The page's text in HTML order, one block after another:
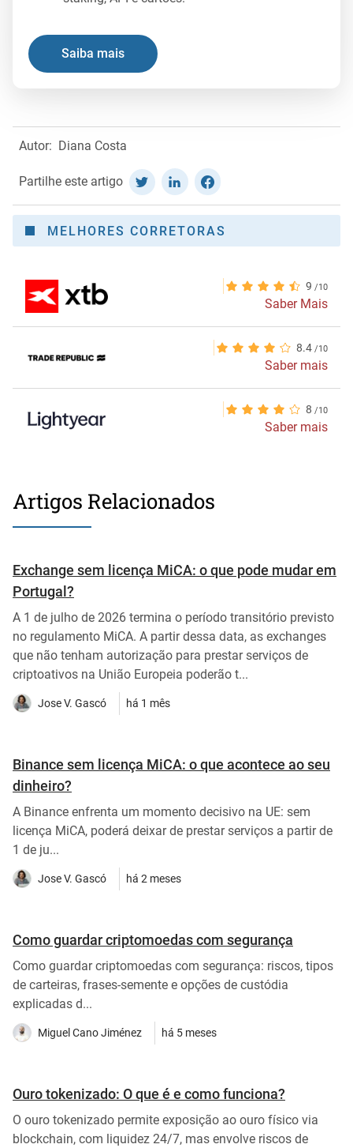
Saiba mais
Autor: Diana Costa
Partilhe este artigo
MELHORES CORRETORAS
9
Saber Mais
8.4
Saber mais
8
Saber mais
Artigos Relacionados
Exchange sem licença MiCA: o que pode mudar em
Portugal?
A 1 de julho de 2026 termina o período transitório previsto
no regulamento MiCA. A partir dessa data, as exchanges
que não tenham autorização para prestar serviços de
criptoativos na União Europeia poderão t...
Jose V. Gascó há 1 mês
Binance sem licença MiCA: o que acontece ao seu
dinheiro?
A Binance enfrenta um momento decisivo na UE: sem
licença MiCA, poderá deixar de prestar serviços a partir de
1 de ju...
Jose V. Gascó há 2 meses
Como guardar criptomoedas com segurança
Como guardar criptomoedas com segurança: riscos, tipos
de carteiras, frases-semente e opções de custódia
explicadas d...
Miguel Cano Jiménez há 5 meses
Ouro tokenizado: O que é e como funciona?
O ouro tokenizado permite exposição ao ouro físico via
blockchain, com liquidez 24/7, mas envolve riscos de